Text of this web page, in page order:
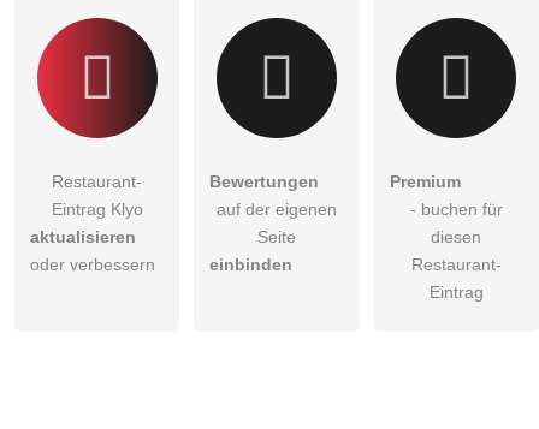
Restaurant-Eintrag zu stellen.
Restaurant-
Eintrag Klyo
aktualisieren
oder verbessern
Bewertungen
auf der eigenen
Seite
einbinden
Premium
- buchen für
diesen
Restaurant-
Eintrag